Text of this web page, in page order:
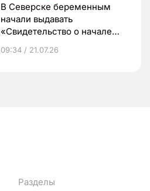
В Северске беременным
начали выдавать
«Свидетельство о начале
09:34 / 21.07.26
Разделы